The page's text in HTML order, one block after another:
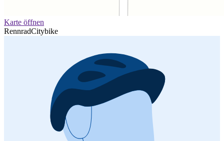
Karte öffnen
RennradCitybike